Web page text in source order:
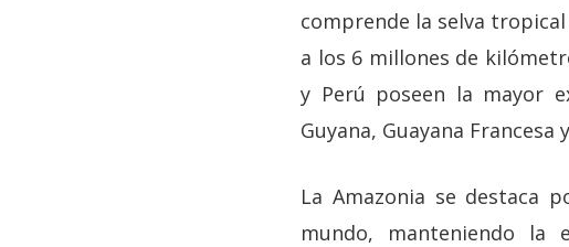
Hit enter to search or ESC to close
comprende la selva
a los 6 millones de
y Perú poseen la mayor
Guyana, Guayana Francesa
La Amazonia se destaca
mundo, manteniendo la